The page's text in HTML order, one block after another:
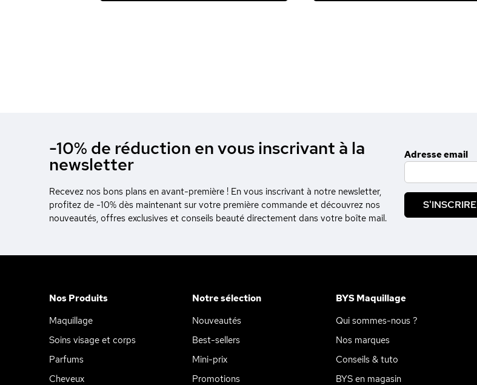
-10% de réduction en vous inscrivant à la
newsletter
Recevez nos bons plans en avant-première ! En vous inscrivant à notre newsletter,
profitez de -10% dès maintenant sur votre première commande et découvrez nos
nouveautés, offres exclusives et conseils beauté directement dans votre boîte mail.
Adresse email
S'INSCRIRE
Nos Produits
Maquillage
Soins visage et corps
Parfums
Cheveux
Notre sélection
Nouveautés
Best-sellers
Mini-prix
Promotions
BYS Maquillage
Qui sommes-nous ?
Nos marques
Conseils & tuto
BYS en magasin